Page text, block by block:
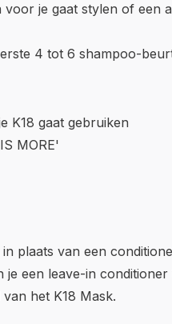
je gaat stylen of een
4 tot 6 shampoo-
K18 gaat gebruiken
MORE'
plaats van een
je een leave-in conditioner
het K18 Mask.